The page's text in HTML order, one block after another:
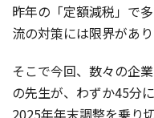
昨年の「定額減税」で
流の対策には限界があり
そこで今回、数々の企
の先生が、わずか45分
2025年年末調整を乗り